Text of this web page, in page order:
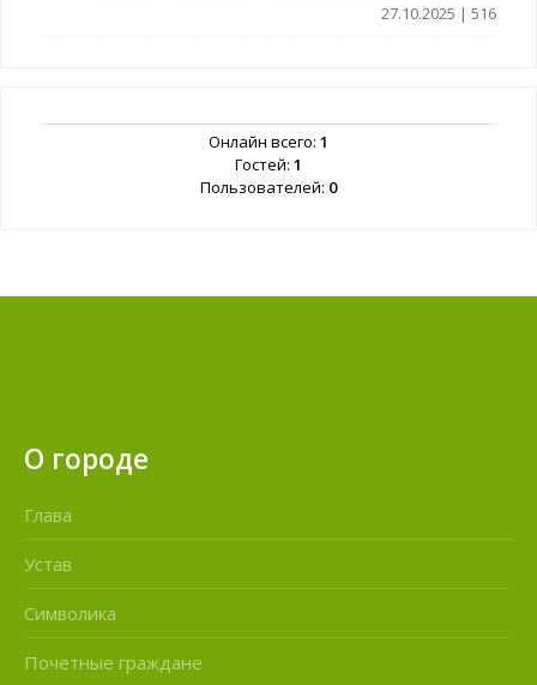
27.10.2025 | 516
Онлайн всего: 1
Гостей: 1
Пользователей: 0
О городе
Глава
Устав
Символика
Почетные граждане